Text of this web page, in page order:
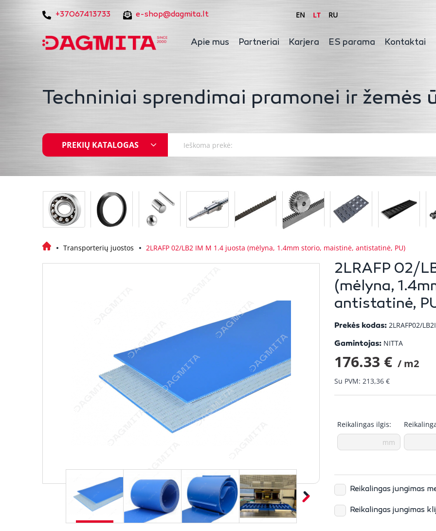
+37067413733 e-shop@dagmita.lt EN LT RU
Apie mus Partneriai Karjera ES parama Kontaktai
Techniniai sprendimai pramonei ir žemės
PREKIŲ KATALOGAS
Transporterių juostos 2LRAFP 02/LB2 IM M 1.4 juosta (mėlyna, 1.4mm storio, maistinė, antistatinė, PU)
2LRAFP 02/
(mėlyna,
antistatinė,
Prekės kodas: 2LRAFP02/
Gamintojas: NITTA
176.33 € / m2
Su PVM: 213,36 €
Reikalingas ilgis:
Reikalingas jungimas
Reikalingas jungimas